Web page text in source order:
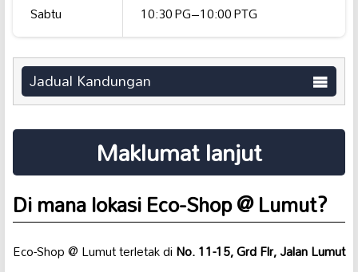
Sabtu
10:30 PG–10:00 PTG
Jadual Kandungan
Maklumat lanjut
Di mana lokasi Eco-Shop @ Lumut?
Eco-Shop @ Lumut terletak diNo. 11-15, Grd Flr, Jalan Lumut